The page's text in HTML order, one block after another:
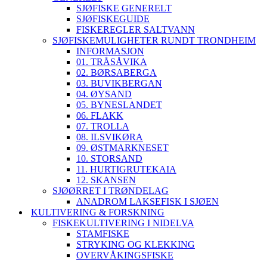
SJØFISKE GENERELT
SJØFISKEGUIDE
FISKEREGLER SALTVANN
SJØFISKEMULIGHETER RUNDT TRONDHEIM
INFORMASJON
01. TRÅSÅVIKA
02. BØRSABERGA
03. BUVIKBERGAN
04. ØYSAND
05. BYNESLANDET
06. FLAKK
07. TROLLA
08. ILSVIKØRA
09. ØSTMARKNESET
10. STORSAND
11. HURTIGRUTEKAIA
12. SKANSEN
SJØØRRET I TRØNDELAG
ANADROM LAKSEFISK I SJØEN
KULTIVERING & FORSKNING
FISKEKULTIVERING I NIDELVA
STAMFISKE
STRYKING OG KLEKKING
OVERVÅKINGSFISKE